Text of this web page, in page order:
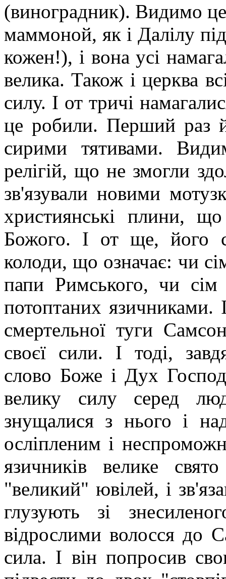
(виноградник). Видимо це
маммоной, як і Далілу
кожен!), і вона усі
велика. Також і церква
силу. І от тричі
це робили. Перший раз
сирими тятивами.
релігій, що не змогли
зв'язували новими
християнські плини,
Божого. І от ще, його
колоди, що означає: чи
папи Римського, чи
потоптаних язичниками.
смертельної туги
своєї сили. І тоді,
слово Боже і Дух
велику силу серед
знущалися з нього і
осліпленим і
язичників велике
"великий" ювілей, і
глузують зі
відрослими волосся до
сила. І він попросив